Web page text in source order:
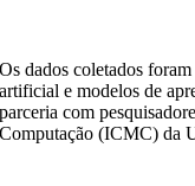
Os dados coletados
artificial e modelos de
parceria com
Computação (ICMC) da